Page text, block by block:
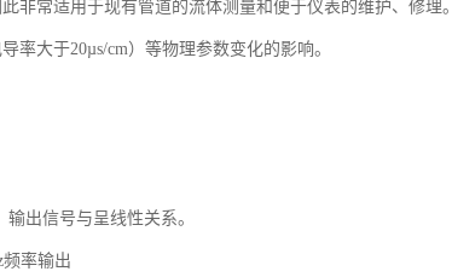
常适用于现有管道的流体测量和便于仪表的维护、修理。
大于20µs/cm）等物理参数变化的影响。
出信号与呈线性关系。
率输出